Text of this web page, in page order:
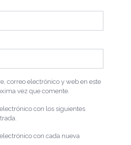
correo electrónico y web en este
vez que comente.
con los siguientes
con cada nueva